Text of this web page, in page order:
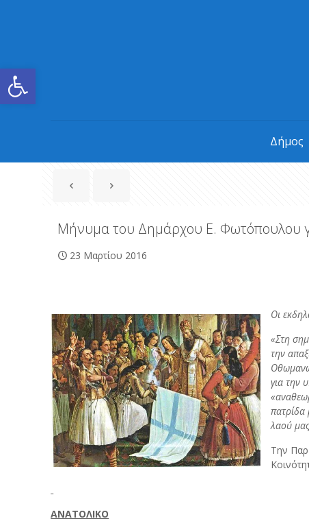
Ανοίξτε τη γραμμή εργαλείων
Δήμος
Μήνυμα του Δημάρχου Ε. Φωτόπουλου
23 Μαρτίου 2016
Οι
«Στη
την
για την
πατρίδα
λαού
Την
ΑΝΑΤΟΛΙΚΟ